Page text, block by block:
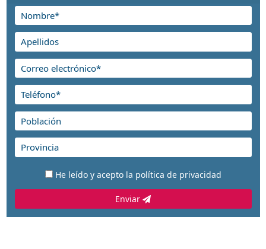
He leído y acepto la política de privacidad
Enviar